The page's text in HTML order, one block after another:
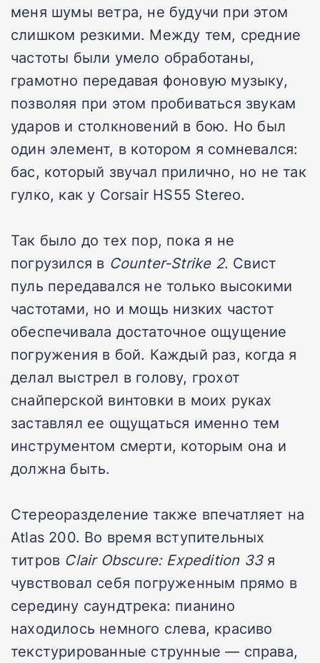
меня шумы ветра, не будучи при этом
слишком резкими. Между тем, средние
частоты были умело обработаны,
грамотно передавая фоновую музыку,
позволяя при этом пробиваться звукам
ударов и столкновений в бою. Но был
один элемент, в котором я сомневался:
бас, который звучал прилично, но не так
гулко, как у Corsair HS55 Stereo.
Так было до тех пор, пока я не
погрузился в Counter-Strike 2. Свист
пуль передавался не только высокими
частотами, но и мощь низких частот
обеспечивала достаточное ощущение
погружения в бой. Каждый раз, когда я
делал выстрел в голову, грохот
снайперской винтовки в моих руках
заставлял ее ощущаться именно тем
инструментом смерти, которым она и
должна быть.
Стереоразделение также впечатляет на
Atlas 200. Во время вступительных
титров Clair Obscure: Expedition 33я
чувствовал себя погруженным прямо в
середину саундтрека: пианино
находилось немного слева, красиво
текстурированные струнные — справа,